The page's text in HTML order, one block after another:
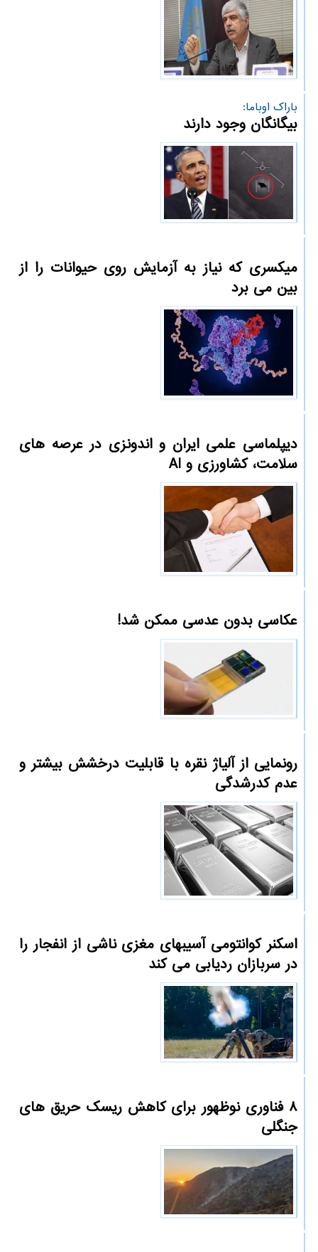
باراك اوباما:
بیگانگان وجود دارند
میکسری که نیاز به آزمایش روی حیوانات را از
بین می برد
دیپلماسی علمی ایران و اندونزی در عرصه های
سلامت، کشاورزی و AI
عکاسی بدون عدسی ممکن شد!
رونمایی از آلیاژ نقره با قابلیت درخشش بیشتر و
عدم کدرشدگی
اسکنر کوانتومی آسیبهای مغزی ناشی از انفجار را
در سربازان ردیابی می کند
۸ فناوری نوظهور برای کاهش ریسک حریق های
جنگلی